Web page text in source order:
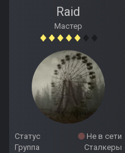
Raid
Мастер
Статус
Не в сети
Группа
Сталкеры